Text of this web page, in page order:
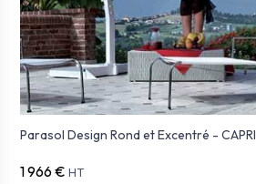
Parasol Design Rond et Excentré - CAPRI
1 966 € HT